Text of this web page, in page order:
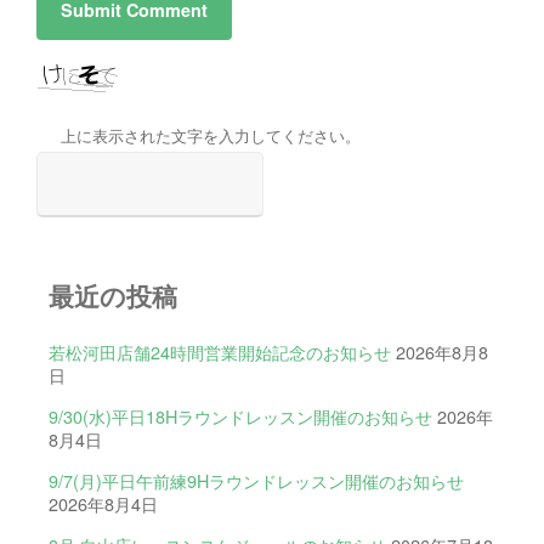
上に表示された文字を入力してください。
最近の投稿
若松河田店舗24時間営業開始記念のお知らせ 2026年8月8
日
9/30(水)平日18Hラウンドレッスン開催のお知らせ 2026年
8月4日
9/7(月)平日午前練9Hラウンドレッスン開催のお知らせ
2026年8月4日